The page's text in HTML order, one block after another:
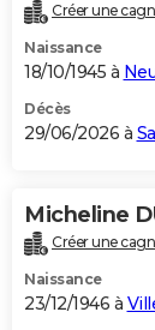
Créer une
Naissance
18/10/1945 à
Décès
29/06/2026 à
Micheline
Créer une
Naissance
23/12/1946 à